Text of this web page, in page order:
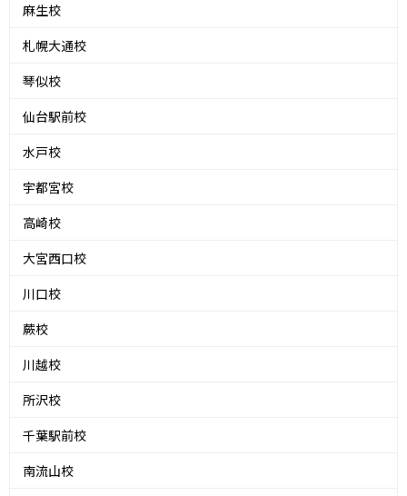
麻生校
札幌大通校
琴似校
仙台駅前校
水戸校
宇都宮校
高崎校
大宮西口校
川口校
蕨校
川越校
所沢校
千葉駅前校
南流山校